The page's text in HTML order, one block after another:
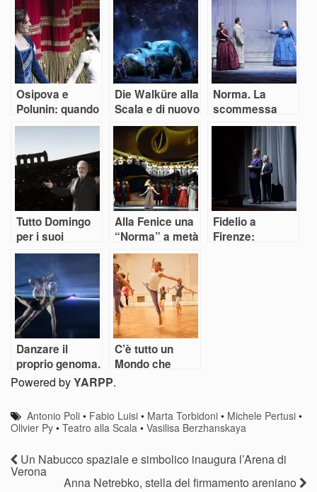
Osipova e
Polunin: quando
il proprio
danza
Die Walküre alla
Scala e di nuovo
il successo è
tutto di Soddy
Norma. La
scommessa
vinta dei teatri
emiliani
Tutto Domingo
per i suoi
cinquant’anni in
Arena
Alla Fenice una
“Norma” a metà
Fidelio a
Firenze:
Danzare il
proprio genoma.
La ricerca
estrema di
Wayne
McGregor
C’è tutto un
Mondo che
Sieni
Powered byYARPP.
Antonio Poli • Fabio Luisi • Marta Torbidoni • Michele Pertusi •
Olivier Py • Teatro alla Scala • Vasilisa Berzhanskaya
Un Nabucco spaziale e simbolico inaugura l’Arena di
Verona
Anna Netrebko, stella del firmamento areniano